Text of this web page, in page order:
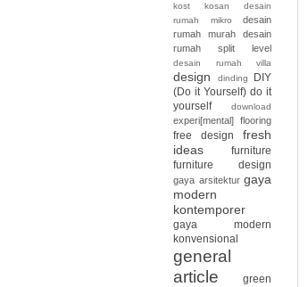
kost kosan
desain
rumah mikro
desain
rumah murah
desain
rumah split level
desain rumah villa
design dinding
DIY
(Do it Yourself) do it
yourself
download
experi[mental] flooring
free design
fresh
ideas
furniture
furniture design
gaya arsitektur gaya
modern
kontemporer
gaya modern
konvensional
general
article
green